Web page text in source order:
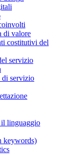
di valore
costitutivi del
servizio
di servizio
il linguaggio
keywords)